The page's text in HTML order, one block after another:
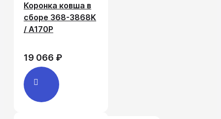
Коронка ковша в
сборе 368-3868K
/ A170P
19 066 ₽